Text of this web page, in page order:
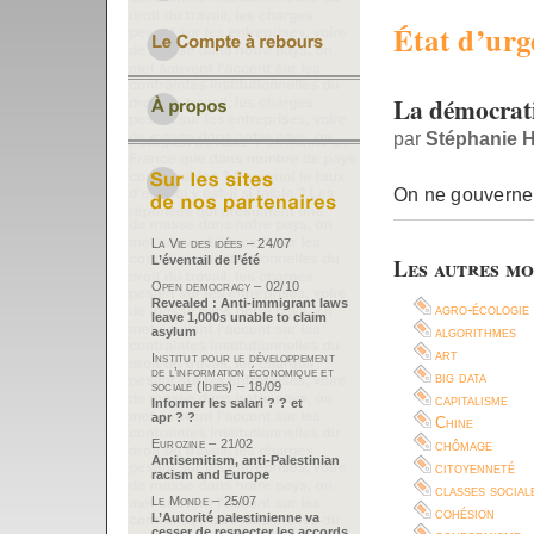
État
La
par Stéphanie
On ne
Les autres
agro-écologie
algorithmes
art
big data
capitalisme
Chine
chômage
citoyenneté
classes
cohésion
La Vie des idées – 24/07
L’éventail de l’été
Open democracy – 02/10
Revealed : Anti-immigrant laws
leave 1,000s unable to claim
asylum
Institut pour le développement
de l’information économique et
sociale (Idies) – 18/09
Informer les salari ? ? et
apr ? ?
Eurozine – 21/02
Antisemitism, anti-Palestinian
racism and Europe
Le Monde – 25/07
L’Autorité palestinienne va